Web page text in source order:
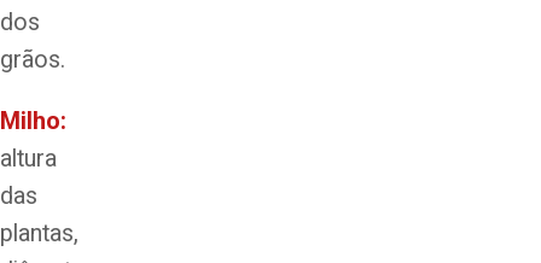
dos
grãos.
Milho:
altura
das
plantas,